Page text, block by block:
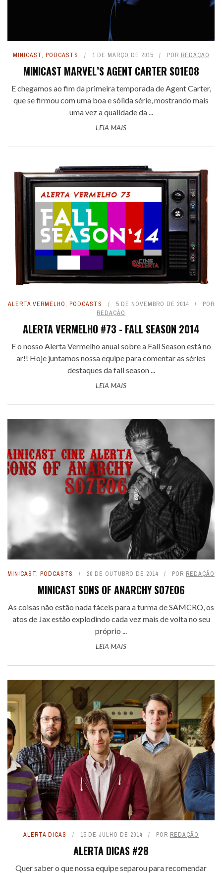
MINICAST, PODCASTS 1 DE MARÇO DE 2015 POR REDAÇÃO
MINICAST MARVEL’S AGENT CARTER S01E08
E chegamos ao fim da primeira temporada de Agent Carter,
que se firmou com uma boa e sólida série, mostrando mais
uma vez a qualidade da ...
LEIA MAIS
ALERTA VERMELHO, PODCASTS 5 DE NOVEMBRO DE 2014
POR
REDAÇÃO
ALERTA VERMELHO #73 - FALL SEASON 2014
E o nosso Alerta Vermelho anual sobre a Fall Season está no
ar!! Hoje juntamos nossa equipe para comentar as séries
destaques da fall season ...
LEIA MAIS
MINICAST, PODCASTS 20 DE OUTUBRO DE 2014 POR REDAÇÃO
MINICAST SONS OF ANARCHY S07E06
As coisas não estão nada fáceis para a turma de SAMCRO, os
atos de Jax estão explodindo cada vez mais de volta no seu
próprio ...
LEIA MAIS
ALERTA DICAS 15 DE JULHO DE 2014 POR REDAÇÃO
ALERTA DICAS #28
Quer saber o que nossa equipe separou para recomendar